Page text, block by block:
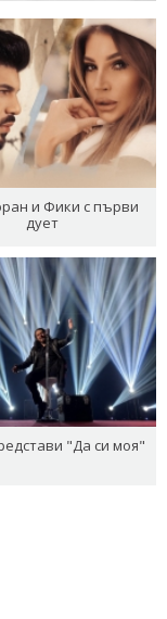
и Фики с първи
дует
"Да си моя"